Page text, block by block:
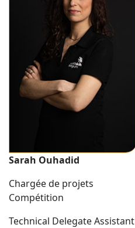
Sarah Ouhadid
Chargée de projets
Compétition
Technical Delegate Assistant